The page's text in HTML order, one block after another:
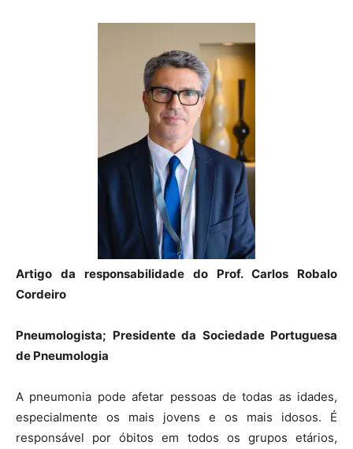
Artigo da responsabilidade do Prof. Carlos Robalo
Cordeiro
Pneumologista; Presidente da Sociedade Portuguesa
de Pneumologia
A pneumonia pode afetar pessoas de todas as idades,
especialmente os mais jovens e os mais idosos. É
responsável por óbitos em todos os grupos etários,